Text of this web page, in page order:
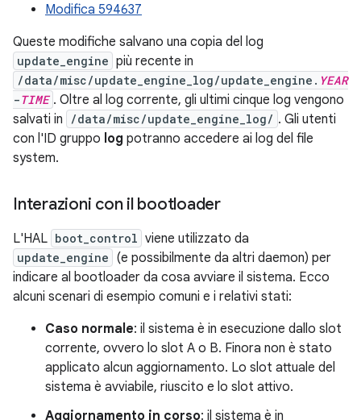
Modifica 594637
Queste modifiche salvano una copia del log
update_engine più recente in
/data/misc/update_engine_log/update_engine. YEAR
-TIME . Oltre al log corrente, gli ultimi cinque log vengono
salvati in
/data/misc/update_engine_log/ . Gli utenti
con l'ID gruppo log potranno accedere ai log del file
system.
Interazioni con il bootloader
L'HAL boot_control viene utilizzato da
update_engine (e possibilmente da altri daemon) per
indicare al bootloader da cosa avviare il sistema. Ecco
alcuni scenari di esempio comuni e i relativi stati:
Caso normale: il sistema è in esecuzione dallo slot
corrente, ovvero lo slot A o B. Finora non è stato
applicato alcun aggiornamento. Lo slot attuale del
sistema è avviabile, riuscito e lo slot attivo.
Aggiornamento in corso: il sistema è in